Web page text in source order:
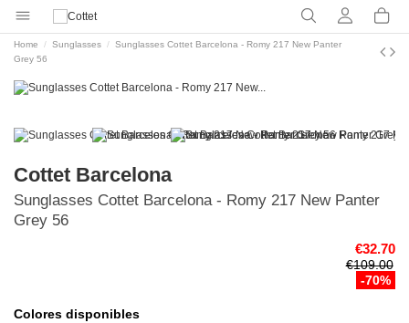
Home Sunglasses
Sunglasses Cottet Barcelona - Romy 217 New Panter
Grey 56
Cottet Barcelona
Sunglasses Cottet Barcelona - Romy 217 New Panter
Grey 56
€32.70
€109.00
-70%
Colores disponibles